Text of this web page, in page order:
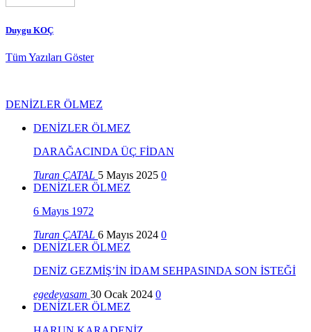
Duygu KOÇ
Tüm Yazıları Göster
DENİZLER ÖLMEZ
DENİZLER ÖLMEZ
DARAĞACINDA ÜÇ FİDAN
Turan ÇATAL 5 Mayıs 2025 0
DENİZLER ÖLMEZ
6 Mayıs 1972
Turan ÇATAL 6 Mayıs 2024 0
DENİZLER ÖLMEZ
DENİZ GEZMİŞ’İN İDAM SEHPASINDA SON İSTEĞİ
egedeyasam 30 Ocak 2024 0
DENİZLER ÖLMEZ